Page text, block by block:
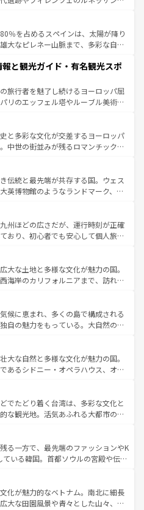
しい田園風景やアマルフィ海岸の絶
逃せない。観光の合間には、本場の
品のイタリア料理を堪能することも
で、忘れられない旅をしてみよう！
情報は
％を占めるスペインは、太陽が降り
大なピレネー山脈まで、多彩な自然
は、情熱的なフラメンコ、熱気あふ
しいタパスが生活の一部となってい
洗練された雰囲気や、バルセロナの
ら、地方では古代ローマ遺跡や中世
土や気候が異なるスペインはその個
性で訪れる人を魅了する。 なお、新着のスペイン情報は コ
てほしい。
と観光ガイド・有名観光スポ
旅行者を魅了し続けるヨーロッパ屈
リのエッフェル塔やルーブル美術館
っている。華麗な宮殿、歴史的な大
そして豊かな自然が、訪れる者を心
フランスは美食の国としても知ら
祥地であるランス、プロヴァンスの
など、多彩な楽しみ方が可能だ。さ
にも魅力が溢れており、どの街角に
それぞれで全く異なる文化を体験で
。 なお、新着のフランス情報はコンテンツ一覧
と多彩な文化が交差するヨーロッパ
中世の街並みが残るロマンチック街
こを歩いても飽きることがない。ベ
バイエルン州のアルプスの絶景、そ
イン畑といった風景は必見。ビール
験してほしい。 なお、新着の
ツ一覧を参照してほしい。
伝統と最先端が共存する国。ウェス
英博物館のようなランドマーク、歴
がある。また、優雅なアフタヌーン
はたまらない英国パブ、サッカー観
そできる体験も豊富。イギリスを旅
しい。
州ほどの広さだが、運行時刻が正確
おり、初心者でも安心して個人旅行
町や、スイスならではのユニークな
ス観光だけでなく町歩きも満喫する
所得が高いため物価も高いが、旅行
楽しむこともできる。 なお、新
テンツ一覧 を参照してほしい。
大な土地と多様な文化が魅力の国。
海岸のカリフォルニアまで、訪れる
観光、ショッピング、エンターテイ
激的なスポットだ。一方、アメリカ
り、グランドキャニオンやイエロー
では、音楽と美食が融合した独特の
アメリカの各地域で異なる魅力を楽
性と豊かな歴史を感じることができ
なお、新着のアメリカ
を参照してほしい。
候に恵まれ、多くの島で構成される
自の魅力をもっている。大自然の神
また、定番の観光地といえばオアフ
求めるならマウイ島やカウアイ島が
グリーンに輝く海をはじめ、豊かな
訪れる人々を迎えてくれるハワイの
ルフードやハワイアンミュージッ
スなど、すべてがハワイの魅力を彩
、新着のハワイ情報
照してほしい。
大な自然と多様な文化が魅力の国。
あるシドニー・オペラハウス、オー
部にそびえるウルル（エアーズロッ
しい原生林やケアンズの熱帯雨林な
ん。また、カフェやワイン、オージ
も充実しており、サーフィンやダイ
ど、アウトドア好きにはたまらな
多彩な魅力を存分に味わいつくそ
でたどり着く台湾は、多彩な文化と
な観光地。活気あふれる大都市の台
帯である台湾東部など、都市の喧騒
しており、訪れる人に新しい発見と
る。また、奥深い台湾の食文化も魅
イーツなど、バラエティ豊かな料理
。 なお、新着の台湾情報は コンテンツ一覧を参
る一方で、最先端のファッションやK
いる韓国。首都ソウルの宮殿や伝統
ば四季折々の自然美を楽しむことが
チや焼肉、絶品のストリートフード
料理が待っている。夜には、韓国な
化が魅力的なベトナム。南北に細長
大な田園風景や青々とした山々、世